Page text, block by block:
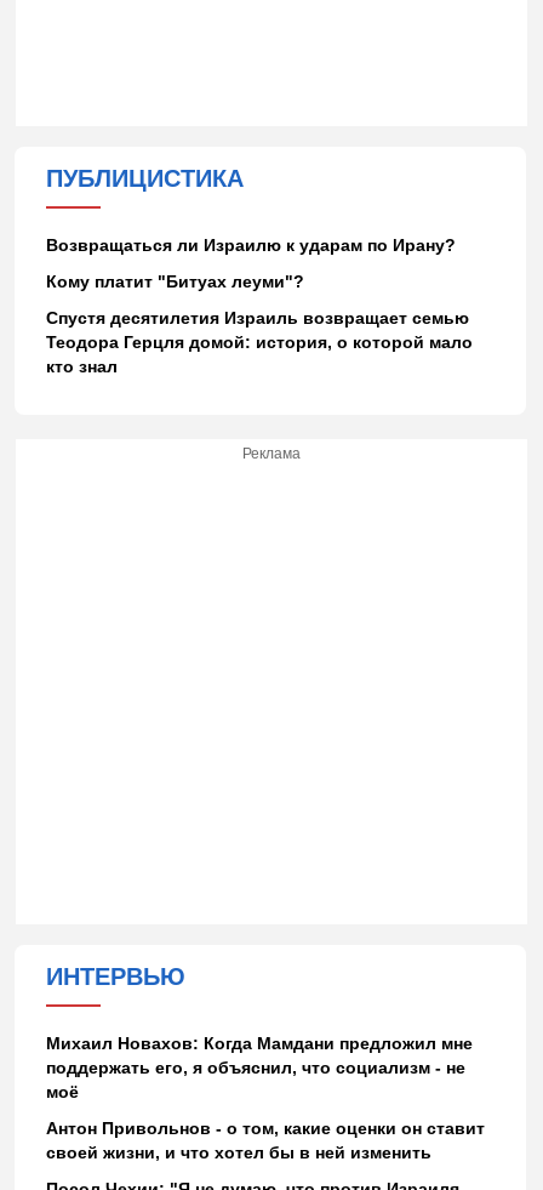
ПУБЛИЦИСТИКА
Возвращаться ли Израилю к ударам по Ирану?
Кому платит "Битуах леуми"?
Спустя десятилетия Израиль возвращает семью
Теодора Герцля домой: история, о которой мало
кто знал
Реклама
ИНТЕРВЬЮ
Михаил Новахов: Когда Мамдани предложил мне
поддержать его, я объяснил, что социализм - не
моё
Антон Привольнов - о том, какие оценки он ставит
своей жизни, и что хотел бы в ней изменить